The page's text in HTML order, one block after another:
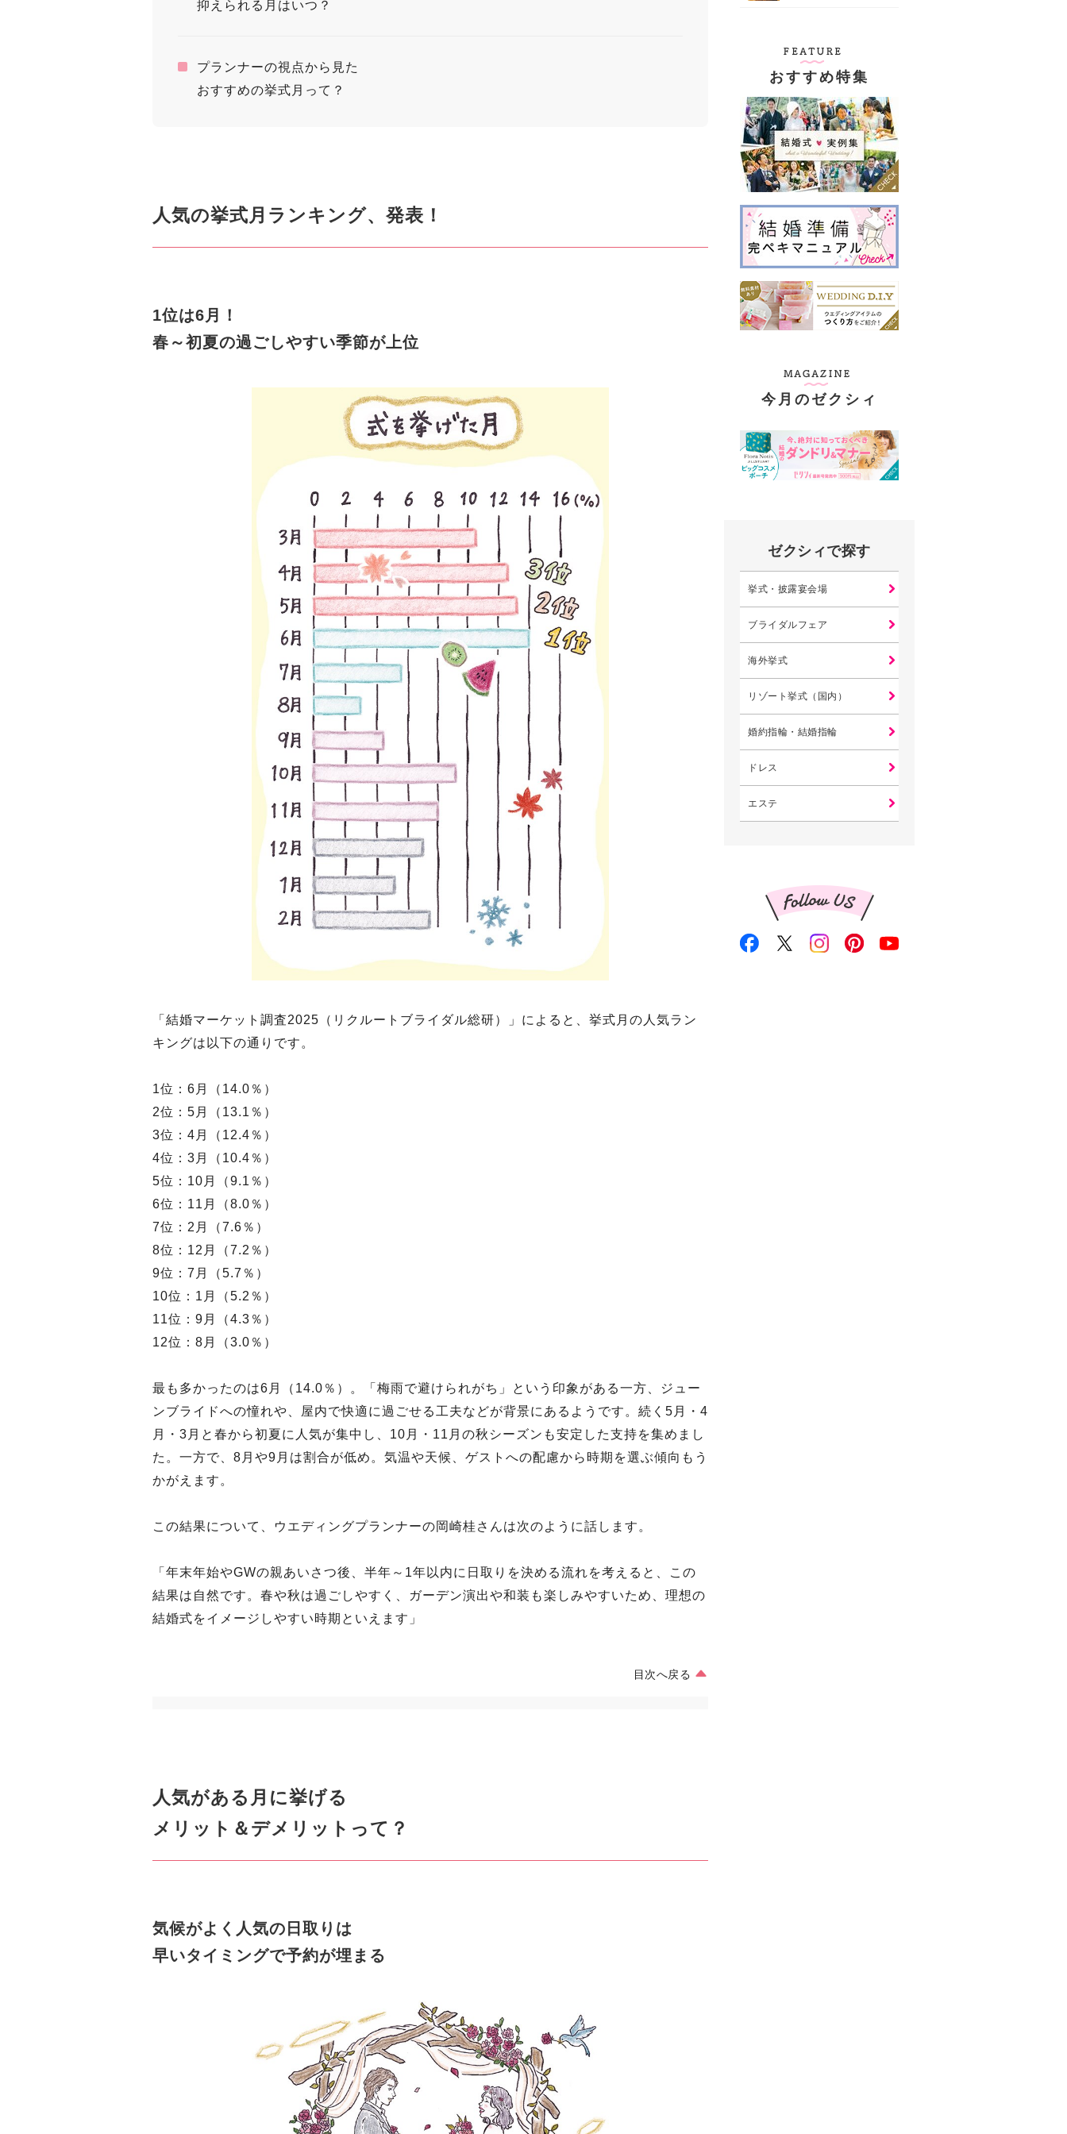
抑えられる月はいつ？
プランナーの視点から見た
おすすめの挙式月って？
人気の挙式月ランキング、発表！
1位は6月！
春～初夏の過ごしやすい季節が上位
「結婚マーケット調査2025（リクルートブライダル総研）」によると、挙式月の人気ラン
キングは以下の通りです。
1位：6月（14.0％）
2位：5月（13.1％）
3位：4月（12.4％）
4位：3月（10.4％）
5位：10月（9.1％）
6位：11月（8.0％）
7位：2月（7.6％）
8位：12月（7.2％）
9位：7月（5.7％）
10位：1月（5.2％）
11位：9月（4.3％）
12位：8月（3.0％）
最も多かったのは6月（14.0％）。「梅雨で避けられがち」という印象がある一方、ジュー
ンブライドへの憧れや、屋内で快適に過ごせる工夫などが背景にあるようです。続く5月・4
月・3月と春から初夏に人気が集中し、10月・11月の秋シーズンも安定した支持を集めまし
た。一方で、8月や9月は割合が低め。気温や天候、ゲストへの配慮から時期を選ぶ傾向もう
かがえます。
この結果について、ウエディングプランナーの岡崎桂さんは次のように話します。
「年末年始やGWの親あいさつ後、半年～1年以内に日取りを決める流れを考えると、この
結果は自然です。春や秋は過ごしやすく、ガーデン演出や和装も楽しみやすいため、理想の
結婚式をイメージしやすい時期といえます」
目次へ戻る
人気がある月に挙げる
メリット＆デメリットって？
気候がよく人気の日取りは
早いタイミングで予約が埋まる
おすすめ特集
今月のゼクシィ
ゼクシィで探す
挙式・披露宴会場
ブライダルフェア
海外挙式
リゾート挙式（国内）
婚約指輪・結婚指輪
ドレス
エステ